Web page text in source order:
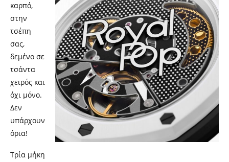
καρπό,
στην
τσέπη
σας,
δεμένο σε
τσάντα
χειρός και
όχι μόνο.
Δεν
υπάρχουν
όρια!
Τρία μήκη